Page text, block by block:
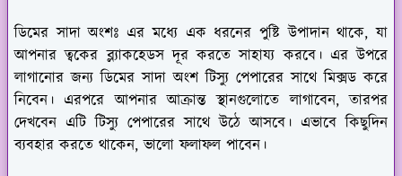
ডিমের সাদা অংশঃ এর মধ্যে এক ধরনের পুষ্টি উপাদান থাকে, যা
আপনার ত্বকের ব্ল্যাকহেডস দূর করতে সাহায্য করবে। এর উপরে
লাগানোর জন্য ডিমের সাদা অংশ টিস্যু পেপারের সাথে মিক্সড করে
নিবেন। এরপরে আপনার আক্রান্ত স্থানগুলোতে লাগাবেন, তারপর
দেখবেন এটি টিস্যু পেপারের সাথে উঠে আসবে। এভাবে কিছুদিন
ব্যবহার করতে থাকেন, ভালো ফলাফল পাবেন।